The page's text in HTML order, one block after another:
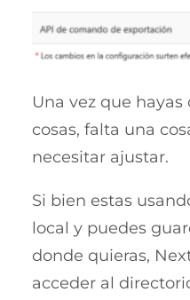
Una vez que
cosas, falta una
necesitar ajustar.
Si bien estas
local y puedes
donde quieras,
acceder al